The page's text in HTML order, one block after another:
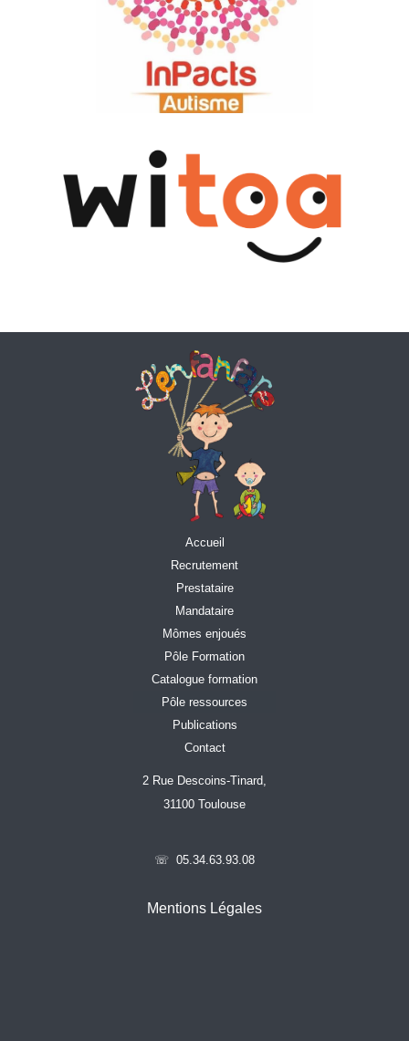
Accueil
Recrutement
Prestataire
Mandataire
Mômes enjoués
Pôle Formation
Catalogue formation
Pôle ressources
Publications
Contact
2 Rue Descoins-Tinard,
31100 Toulouse
☏ 05.34.63.93.08
Mentions Légales